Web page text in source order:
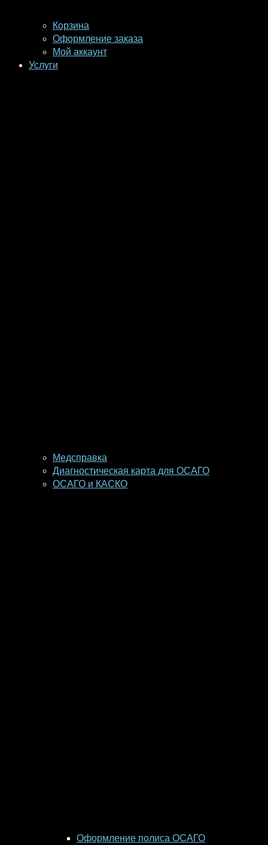
Корзина
Оформление заказа
Мой аккаунт
Услуги
Медсправка
Диагностическая карта для ОСАГО
ОСАГО и КАСКО
Оформление полиса ОСАГО